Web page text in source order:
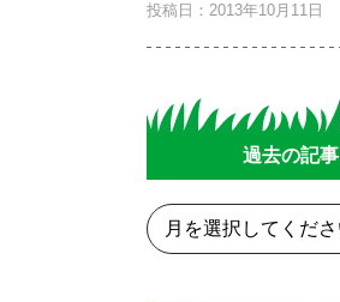
投稿日：2013年10月11日
過去の記事